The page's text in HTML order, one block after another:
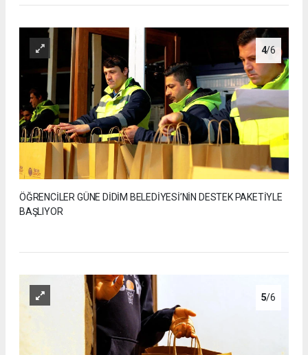
4/6
ÖĞRENCİLER GÜNE DİDİM BELEDİYESİ’NİN DESTEK PAKETİYLE
BAŞLIYOR
5/6